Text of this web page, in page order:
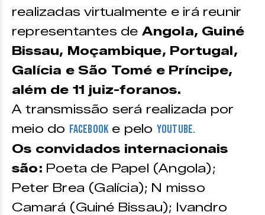
realizadas virtualmente e irá reunir
representantes de Angola, Guiné
Bissau, Moçambique, Portugal,
Galícia e São Tomé e Príncipe,
além de 11 juiz-foranos.
A transmissão será realizada por
meio do Facebook e pelo Youtube.
Os convidados internacionais
são: Poeta de Papel (Angola);
Peter Brea (Galícia); N misso
Camará (Guiné Bissau); Ivandro